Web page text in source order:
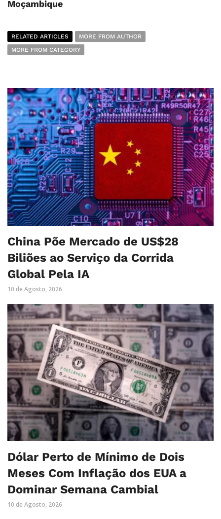
Moçambique
RELATED ARTICLES
MORE FROM AUTHOR
MORE FROM CATEGORY
China Põe Mercado de US$28
Biliões ao Serviço da Corrida
Global Pela IA
10 de Agosto, 2026
Dólar Perto de Mínimo de Dois
Meses Com Inflação dos EUA a
Dominar Semana Cambial
10 de Agosto, 2026